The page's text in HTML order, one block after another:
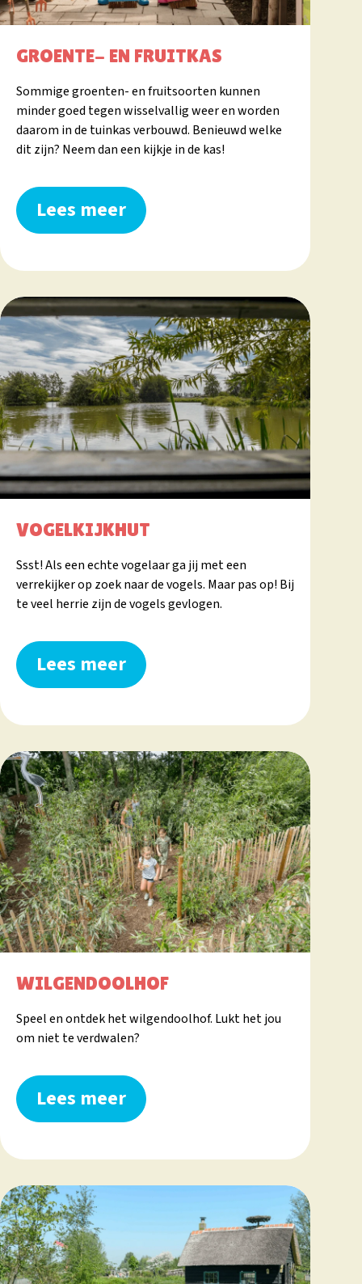
GROENTE- EN FRUITKAS
Sommige groenten- en fruitsoorten kunnen
minder goed tegen wisselvallig weer en worden
daarom in de tuinkas verbouwd. Benieuwd welke
dit zijn? Neem dan een kijkje in de kas!
Lees meer
VOGELKIJKHUT
Ssst! Als een echte vogelaar ga jij met een
verrekijker op zoek naar de vogels. Maar pas op! Bij
te veel herrie zijn de vogels gevlogen.
Lees meer
WILGENDOOLHOF
Speel en ontdek het wilgendoolhof. Lukt het jou
om niet te verdwalen?
Lees meer